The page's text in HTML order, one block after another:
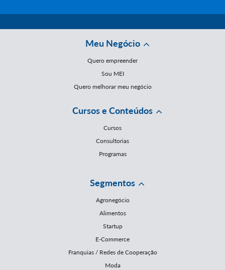
Meu Negócio
Quero empreender
Sou MEI
Quero melhorar meu negócio
Cursos e Conteúdos
Cursos
Consultorias
Programas
Segmentos
Agronegócio
Alimentos
Startup
E-Commerce
Franquias / Redes de Cooperação
Moda